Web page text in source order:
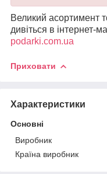
Великий асортимент
дивіться в інтернет-
podаrki.com.ua
Приховати
Характеристики
Основні
Виробник
Країна виробник